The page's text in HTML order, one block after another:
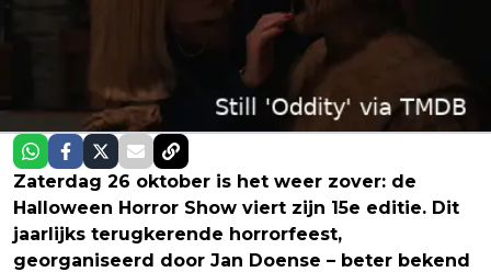
Zaterdag 26 oktober is het weer zover: de
Halloween Horror Show viert zijn 15e editie. Dit
jaarlijks terugkerende horrorfeest,
georganiseerd door Jan Doense – beter bekend